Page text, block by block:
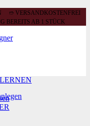
➱ VERSANDKOSTENFREI
AB 1 STÜCK